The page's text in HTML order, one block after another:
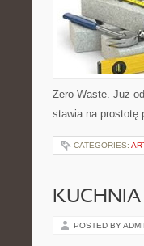
Zero-Waste. Już
stawia na prostotę
CATEGORIES:
POSTED BY